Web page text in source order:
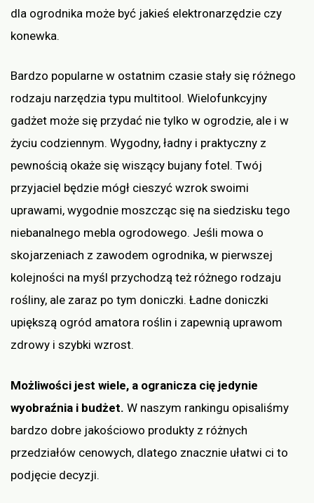
dla ogrodnika może być jakieś elektronarzędzie czy
konewka.
Bardzo popularne w ostatnim czasie stały się różnego
rodzaju narzędzia typu multitool. Wielofunkcyjny
gadżet może się przydać nie tylko w ogrodzie, ale i w
życiu codziennym. Wygodny, ładny i praktyczny z
pewnością okaże się wiszący bujany fotel. Twój
przyjaciel będzie mógł cieszyć wzrok swoimi
uprawami, wygodnie moszcząc się na siedzisku tego
niebanalnego mebla ogrodowego. Jeśli mowa o
skojarzeniach z zawodem ogrodnika, w pierwszej
kolejności na myśl przychodzą też różnego rodzaju
rośliny, ale zaraz po tym doniczki. Ładne doniczki
upiększą ogród amatora roślin i zapewnią uprawom
zdrowy i szybki wzrost.
Możliwości jest wiele, a ogranicza cię jedynie
wyobraźnia i budżet. W naszym rankingu opisaliśmy
bardzo dobre jakościowo produkty z różnych
przedziałów cenowych, dlatego znacznie ułatwi ci to
podjęcie decyzji.